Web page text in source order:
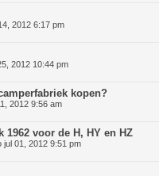
2012 6:17 pm
2012 10:44 pm
kopen?
2012 9:56 am
1962 voor de H, HY en HZ
jul 01, 2012 9:51 pm